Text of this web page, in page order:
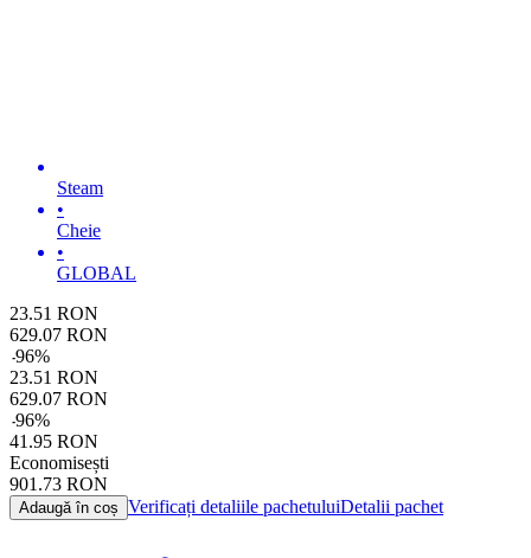
Steam
•
Cheie
•
GLOBAL
23.51 RON
629.07 RON
-96%
23.51 RON
629.07 RON
-96%
41.95 RON
Economisești
901.73 RON
Adaugă în coș Verificați detaliile pachetuluiDetalii pachet